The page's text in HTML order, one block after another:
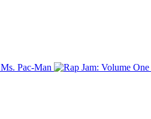
Ms. Pac-Man